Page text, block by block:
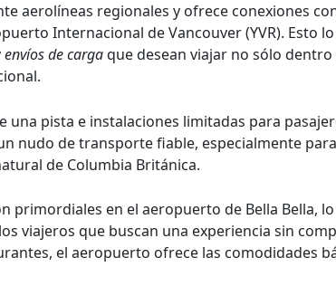
aerolíneas regionales y ofrece conexiones
Internacional de Vancouver (YVR). Esto
envíos de cargaque desean viajar no sólo dentro
pista e instalaciones limitadas para
nudo de transporte fiable, especialmente
de Columbia Británica.
primordiales en el aeropuerto de Bella Bella,
viajeros que buscan una experiencia sin
el aeropuerto ofrece las comodidades